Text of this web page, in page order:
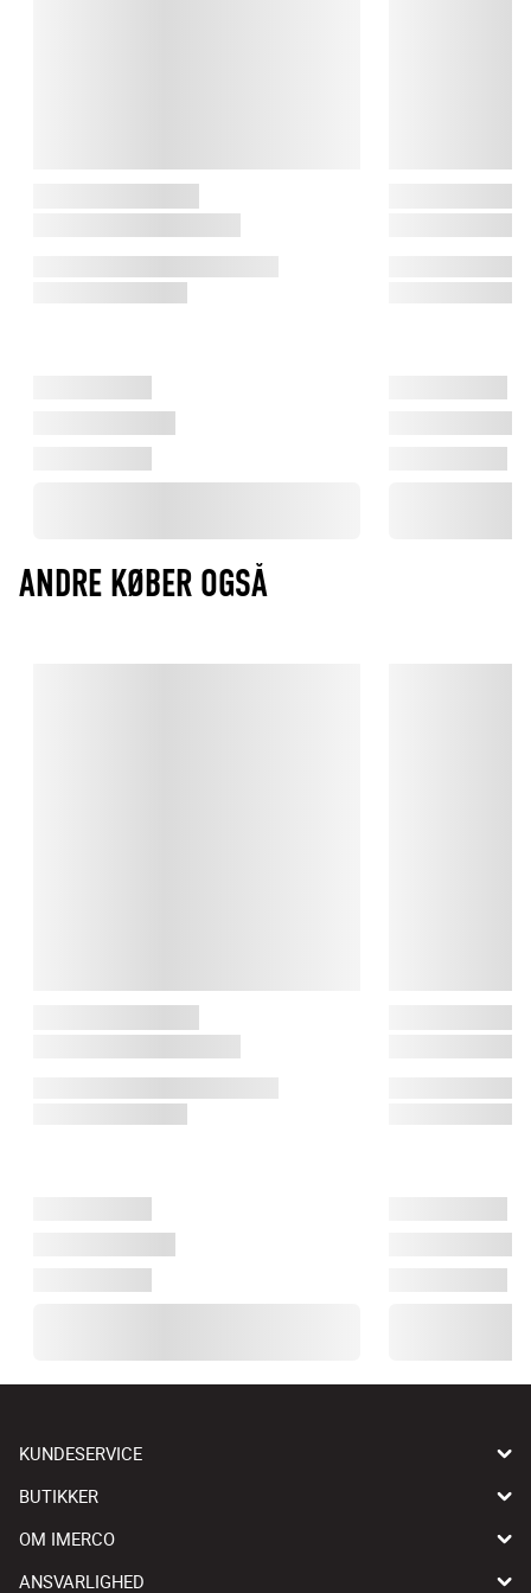
ANDRE KØBER OGSÅ
KUNDESERVICE
BUTIKKER
OM IMERCO
ANSVARLIGHED